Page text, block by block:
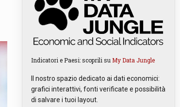
Indicatori e Paesi: scoprili su My Data Jungle
Il nostro spazio dedicato ai dati economici:
grafici interattivi, fonti verificate e possibilità
di salvare i tuoi layout.